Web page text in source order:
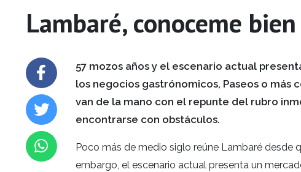
Lambaré, conoceme bien
57 mozos años y el escenario actual
los negocios gastrónomicos, Paseos o más
van de la mano con el repunte del rubro
encontrarse con obstáculos.
Poco más de medio siglo reúne Lambaré desde
embargo, el escenario actual presenta un